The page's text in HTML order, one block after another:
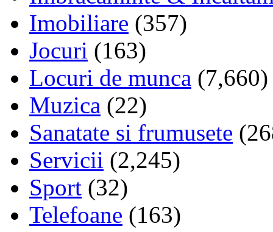
Imobiliare (357)
Jocuri (163)
Locuri de munca (7,660)
Muzica (22)
Sanatate si frumusete
Servicii (2,245)
Sport (32)
Telefoane (163)